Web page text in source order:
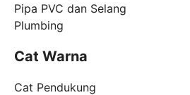
Pipa PVC dan Selang
Plumbing
Cat Warna
Cat Pendukung